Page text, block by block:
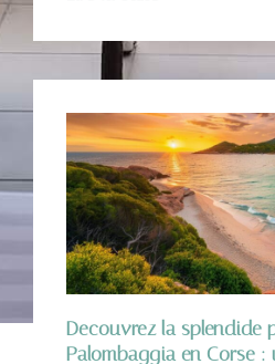
Decouvrez la splendide
Palombaggia en Corse :